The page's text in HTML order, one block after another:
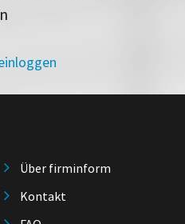
Über firminform
Kontakt